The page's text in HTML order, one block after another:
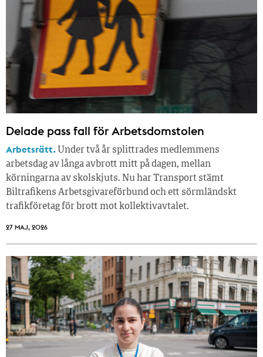
Delade pass fall för Arbetsdomstolen
Arbetsrätt. Under två år splittrades medlemmens
arbetsdag av långa avbrott mitt på dagen, mellan
körningarna av skolskjuts. Nu har Transport stämt
Biltrafikens Arbetsgivareförbund och ett sörmländskt
trafikföretag för brott mot kollektivavtalet.
27 MAJ, 2026